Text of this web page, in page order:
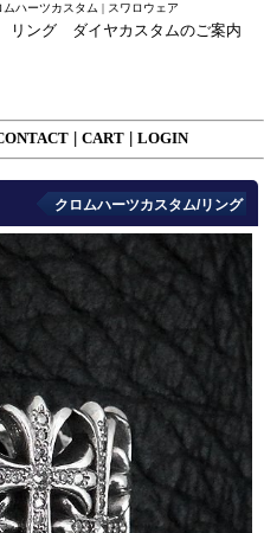
ハーツカスタム | スワロウェア
リング ダイヤカスタムのご案内
CART LOGIN
クロムハーツカスタム/リング